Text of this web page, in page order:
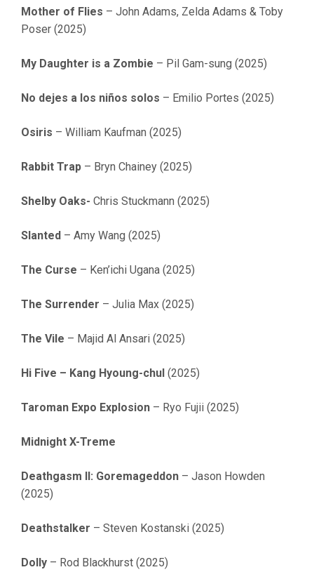
Mother of Flies – John Adams, Zelda Adams & Toby
Poser (2025)
My Daughter is a Zombie – Pil Gam-sung (2025)
No dejes a los niños solos – Emilio Portes (2025)
Osiris – William Kaufman (2025)
Rabbit Trap – Bryn Chainey (2025)
Shelby Oaks- Chris Stuckmann (2025)
Slanted – Amy Wang (2025)
The Curse – Ken’ichi Ugana (2025)
The Surrender – Julia Max (2025)
The Vile – Majid Al Ansari (2025)
Hi Five – Kang Hyoung-chul (2025)
Taroman Expo Explosion – Ryo Fujii (2025)
Midnight X-Treme
Deathgasm II: Goremageddon – Jason Howden
(2025)
Deathstalker – Steven Kostanski (2025)
Dolly – Rod Blackhurst (2025)